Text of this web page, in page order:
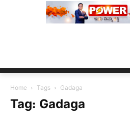
Home Tags Gadaga
Tag: Gadaga